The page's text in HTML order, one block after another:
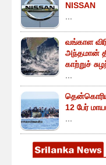
NISSAN
...
வங்காள
அந்தமான்
காற்றுச்
...
12 பேர்
...